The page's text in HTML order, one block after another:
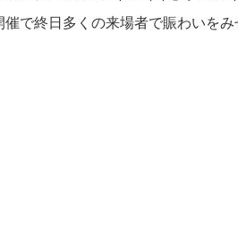
で終日多くの来場者で賑わいをみ